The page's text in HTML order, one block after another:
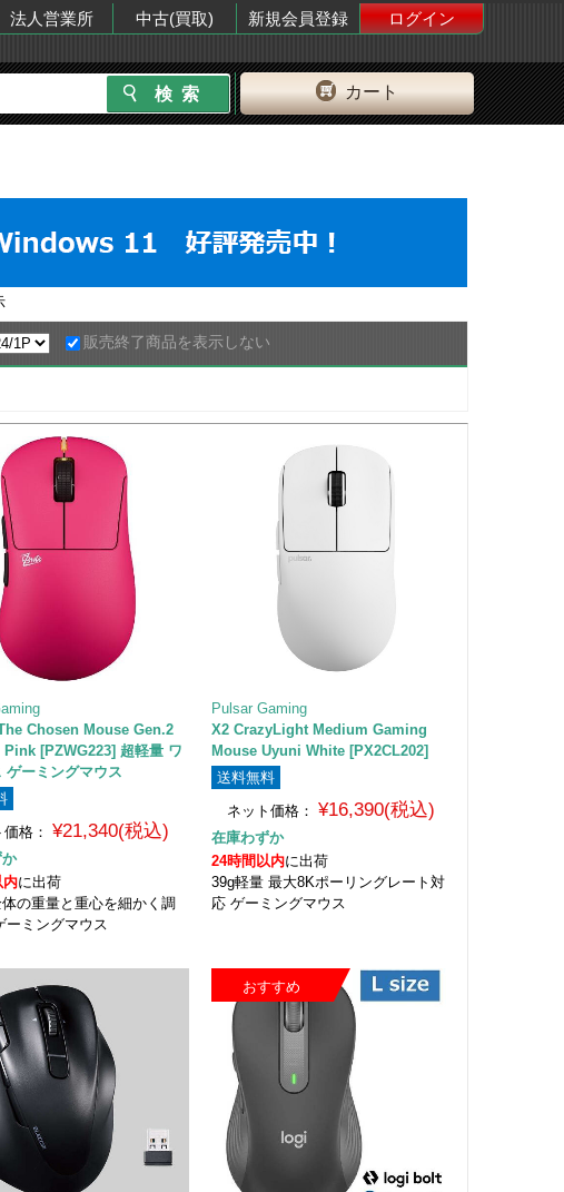
法人営業所 中古(買取) 新規会員登録
ログイン
カート
販売終了商品を表示しない
Chosen Mouse Gen.2
[PZWG223] 超軽量 ワ
ゲーミングマウス
格： ¥21,340(税込)
か
内に出荷
の重量と重心を細かく調
ーミングマウス
Pulsar Gaming
X2 CrazyLight Medium Gaming
Mouse Uyuni White [PX2CL202]
送料無料
ネット価格： ¥16,390(税込)
在庫わずか
24時間以内に出荷
39g軽量 最大8Kポーリングレート対
応 ゲーミングマウス
おすすめ